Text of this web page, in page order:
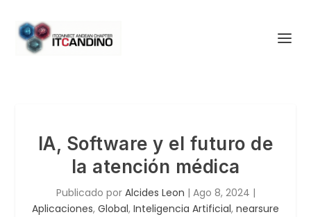
IA, Software y el futuro de
la atención médica
Publicado por Alcides Leon | Ago 8, 2024 |
Aplicaciones, Global, Inteligencia Artificial, nearsure